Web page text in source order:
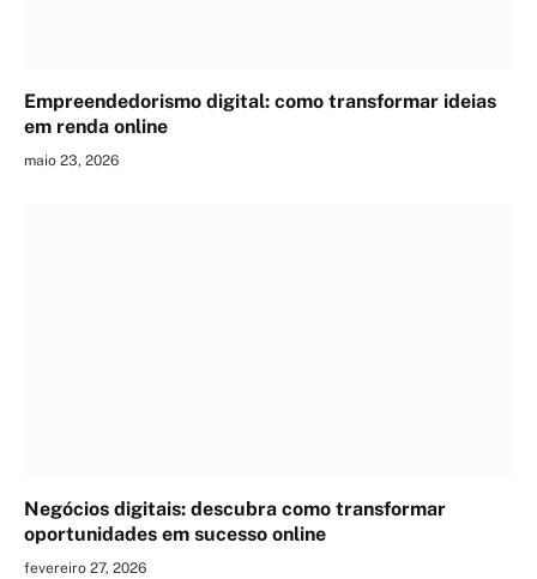
Empreendedorismo digital: como transformar ideias
em renda online
maio 23, 2026
Negócios digitais: descubra como transformar
oportunidades em sucesso online
fevereiro 27, 2026